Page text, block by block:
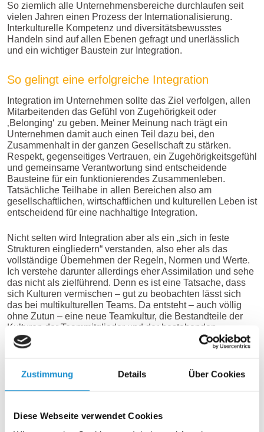
Zustimmung Details Über Cookies
Diese Webseite verwendet Cookies
So ziemlich alle Unternehmensbereiche durchlaufen seit
vielen Jahren einen Prozess der Internationalisierung.
Interkulturelle Kompetenz und diversitätsbewusstes
Handeln sind auf allen Ebenen gefragt und unerlässlich
und ein wichtiger Baustein zur Integration.
So gelingt eine erfolgreiche Integration
Integration im Unternehmen sollte das Ziel verfolgen, allen
Mitarbeitenden das Gefühl von Zugehörigkeit oder
‚Belonging‘ zu geben. Meiner Meinung nach trägt ein
Unternehmen damit auch einen Teil dazu bei, den
Zusammenhalt in der ganzen Gesellschaft zu stärken.
Respekt, gegenseitiges Vertrauen, ein Zugehörigkeitsgefühl
und gemeinsame Verantwortung sind entscheidende
Bausteine für ein funktionierendes Zusammenleben.
Tatsächliche Teilhabe in allen Bereichen also am
gesellschaftlichen, wirtschaftlichen und kulturellen Leben ist
entscheidend für eine nachhaltige Integration.
Nicht selten wird Integration aber als ein „sich in feste
Strukturen eingliedern“ verstanden, also eher als das
vollständige Übernehmen der Regeln, Normen und Werte.
Ich verstehe darunter allerdings eher Assimilation und sehe
das nicht als zielführend. Denn es ist eine Tatsache, dass
sich Kulturen vermischen – gut zu beobachten lässt sich
das bei multikulturellen Teams. Da entsteht – auch völlig
ohne Zutun – eine neue Teamkultur, die Bestandteile der
Kulturen der Teammitglieder und der bestehenden
Unternehmenskultur enthält. Mit Zutun, also beispielsweise
mit einem interkulturellen Teamtraining, kann ganz bewusst
an dieser neuen Kultur gearbeitet und alle kulturellen und
vielfältigen Anteile können wertschätzend eingebracht
Engagement auf allen Ebenen und von allen Beteiligten! Es